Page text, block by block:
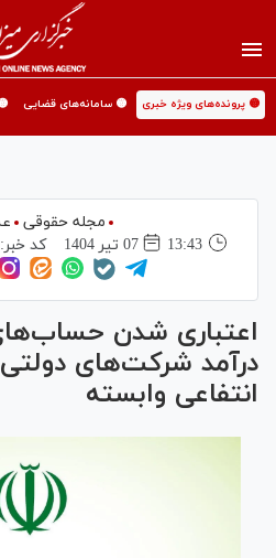
🟡 پرونده‌های ویژه خبری 🟡 سامانه‌های قضایی
مجله حقوقی
13:43
07 تير 1404 کد خبر:
اعتباری شدن
درآمد شرکت‌های
انتفاعی وابسته